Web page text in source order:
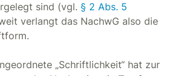
sind (vgl. § 2 Abs. 5
verlangt das NachwG also die
„Schriftlichkeit“ hat zur